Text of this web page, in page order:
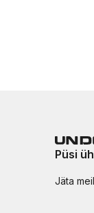
Püsi
Jäta